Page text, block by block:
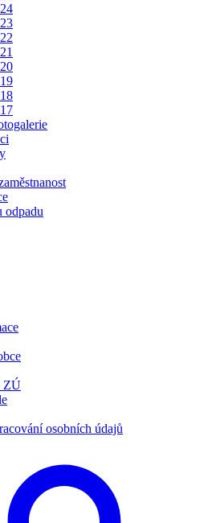
odpadu
ZÚ
osobních údajů